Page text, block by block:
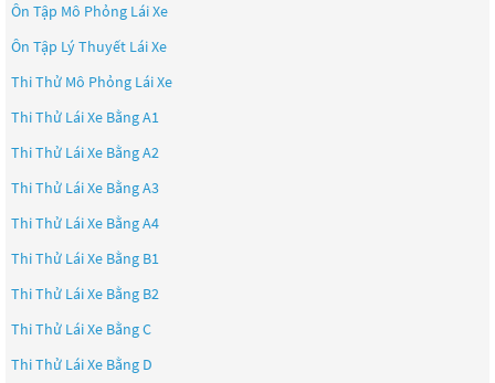
Ôn Tập Mô Phỏng Lái Xe
Ôn Tập Lý Thuyết Lái Xe
Thi Thử Mô Phỏng Lái Xe
Thi Thử Lái Xe Bằng A1
Thi Thử Lái Xe Bằng A2
Thi Thử Lái Xe Bằng A3
Thi Thử Lái Xe Bằng A4
Thi Thử Lái Xe Bằng B1
Thi Thử Lái Xe Bằng B2
Thi Thử Lái Xe Bằng C
Thi Thử Lái Xe Bằng D